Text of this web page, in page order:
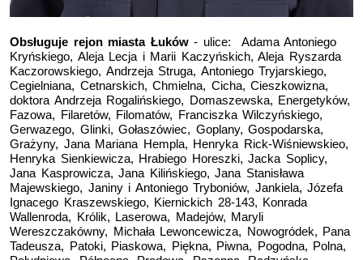
Obsługuje rejon miasta Łuków- ulice:
Adama Antoniego
Kryńskiego, Aleja Lecja i Marii Kaczyńskich, Aleja Ryszarda
Kaczorowskiego, Andrzeja Struga, Antoniego Tryjarskiego,
Cegielniana, Cetnarskich, Chmielna, Cicha, Cieszkowizna,
doktora Andrzeja Rogalińskiego, Domaszewska, Energetyków,
Fazowa, Filaretów, Filomatów, Franciszka Wilczyńskiego,
Gerwazego, Glinki, Gołaszówiec, Goplany, Gospodarska,
Grażyny, Jana Mariana Hempla, Henryka Rick-Wiśniewskieo,
Henryka Sienkiewicza, Hrabiego Horeszki, Jacka Soplicy,
Jana Kasprowicza, Jana Kilińskiego, Jana Stanisława
Majewskiego, Janiny i Antoniego Tryboniów, Jankiela, Józefa
Ignacego Kraszewskiego, Kiernickich 28-143, Konrada
Wallenroda, Królik, Laserowa, Madejów, Maryli
Wereszczakówny, Michała Lewoncewicza, Nowogródek, Pana
Tadeusza, Patoki, Piaskowa, Piękna, Piwna, Pogodna, Polna,